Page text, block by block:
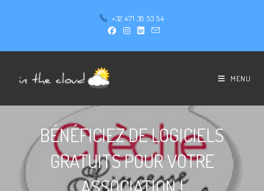
+32 471 38 53 54
MENU
BÉNÉFICIEZ DE LOGICIELS
GRATUITS POUR VOTRE